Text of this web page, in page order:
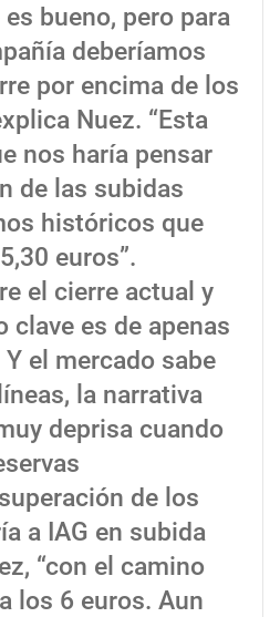
bueno, pero para
deberíamos
por encima de los
Nuez. “Esta
nos haría pensar
de las subidas
históricos que
euros”.
el cierre actual y
clave es de apenas
el mercado sabe
la narrativa
deprisa cuando
de los
a IAG en subida
“con el camino
los 6 euros. Aun